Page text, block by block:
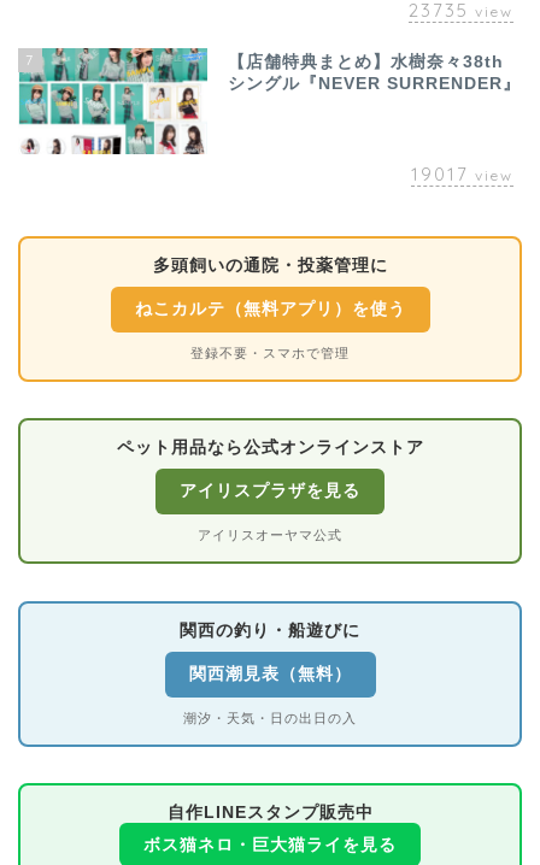
23735 view
7
【店舗特典まとめ】水樹奈々38th
シングル『NEVER SURRENDER』
19017 view
多頭飼いの通院・投薬管理に
ねこカルテ（無料アプリ）を使う
登録不要・スマホで管理
ペット用品なら公式オンラインストア
アイリスプラザを見る
アイリスオーヤマ公式
関西の釣り・船遊びに
関西潮見表（無料）
潮汐・天気・日の出日の入
自作LINEスタンプ販売中
ボス猫ネロ・巨大猫ライを見る